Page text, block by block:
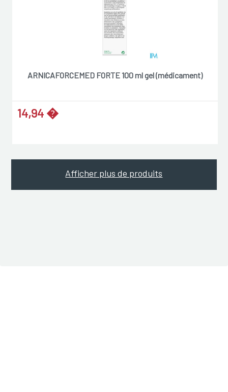
ARNICAFORCEMED FORTE 100 ml gel (médicament)
14,94 �
Afficher plus de produits